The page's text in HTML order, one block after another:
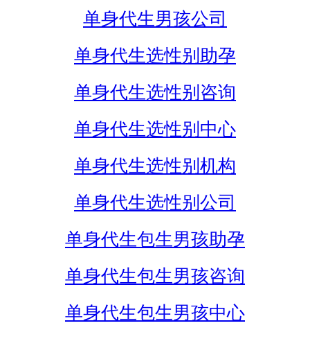
单身代生男孩公司
单身代生选性别助孕
单身代生选性别咨询
单身代生选性别中心
单身代生选性别机构
单身代生选性别公司
单身代生包生男孩助孕
单身代生包生男孩咨询
单身代生包生男孩中心